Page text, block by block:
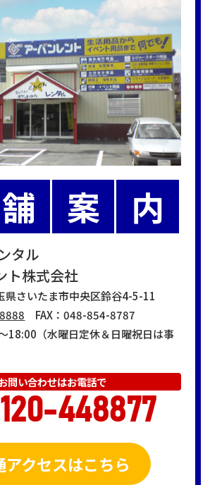
舗 案 内
タル
ト株式会社
県さいたま市中央区鈴谷4-5-11
FAX：048-854-8787
（水曜日定休＆日曜祝日は事
問い合わせはお電話で
448877
アクセスはこちら